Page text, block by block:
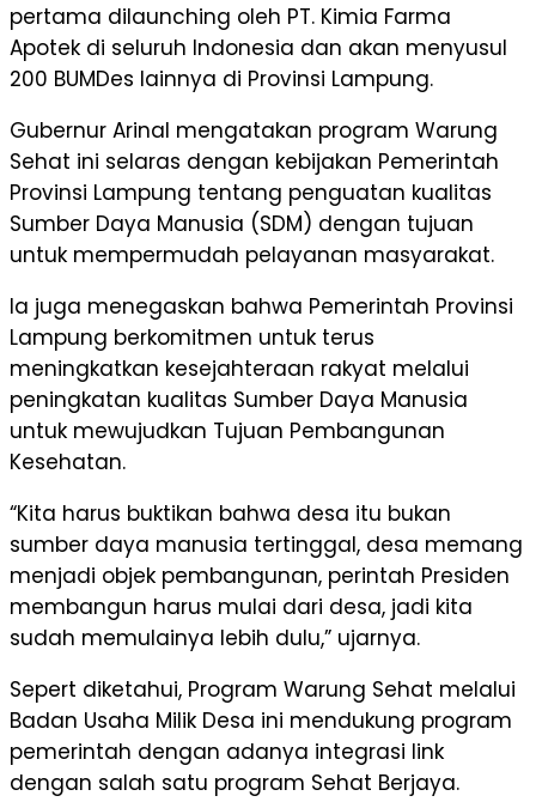
pertama dilaunching oleh PT. Kimia Farma
Apotek di seluruh Indonesia dan akan menyusul
200 BUMDes lainnya di Provinsi Lampung.
Gubernur Arinal mengatakan program Warung
Sehat ini selaras dengan kebijakan Pemerintah
Provinsi Lampung tentang penguatan kualitas
Sumber Daya Manusia (SDM) dengan tujuan
untuk mempermudah pelayanan masyarakat.
Ia juga menegaskan bahwa Pemerintah Provinsi
Lampung berkomitmen untuk terus
meningkatkan kesejahteraan rakyat melalui
peningkatan kualitas Sumber Daya Manusia
untuk mewujudkan Tujuan Pembangunan
Kesehatan.
“Kita harus buktikan bahwa desa itu bukan
sumber daya manusia tertinggal, desa memang
menjadi objek pembangunan, perintah Presiden
membangun harus mulai dari desa, jadi kita
sudah memulainya lebih dulu,” ujarnya.
Sepert diketahui, Program Warung Sehat melalui
Badan Usaha Milik Desa ini mendukung program
pemerintah dengan adanya integrasi link
dengan salah satu program Sehat Berjaya.